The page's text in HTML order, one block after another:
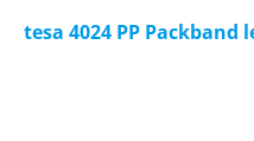
tesa 4024 PP Packband